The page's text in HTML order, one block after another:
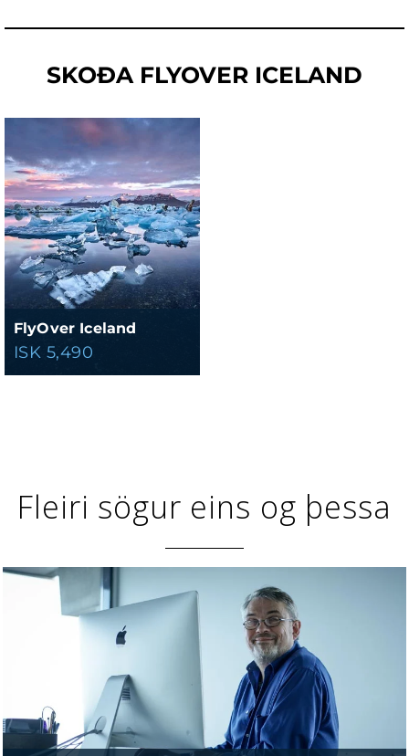
SKOÐA FLYOVER ICELAND
FlyOver Iceland
ISK 5,490
Fleiri sögur eins og þessa